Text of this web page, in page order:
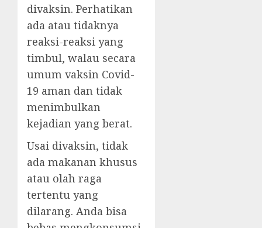
divaksin. Perhatikan
ada atau tidaknya
reaksi-reaksi yang
timbul, walau secara
umum vaksin Covid-
19 aman dan tidak
menimbulkan
kejadian yang berat.
Usai divaksin, tidak
ada makanan khusus
atau olah raga
tertentu yang
dilarang. Anda bisa